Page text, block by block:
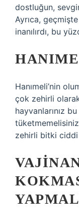
dostluğun,
Ayrıca,
inanılırdı, bu
Hanımeli’nin
çok zehirli
hayvanlarınız
zehirli bitki ciddi